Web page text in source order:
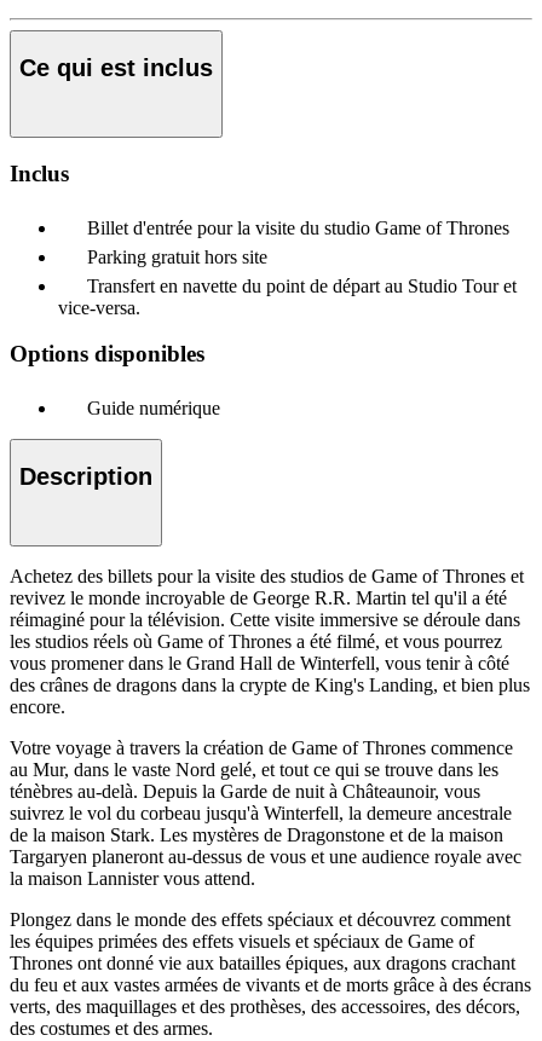
Ce qui est inclus
Inclus
Billet d'entrée pour la visite du studio Game of Thrones
Parking gratuit hors site
Transfert en navette du point de départ au Studio Tour et
vice-versa.
Options disponibles
Guide numérique
Description
Achetez des billets pour la visite des studios de Game of Thrones et
revivez le monde incroyable de George R.R. Martin tel qu'il a été
réimaginé pour la télévision. Cette visite immersive se déroule dans
les studios réels où Game of Thrones a été filmé, et vous pourrez
vous promener dans le Grand Hall de Winterfell, vous tenir à côté
des crânes de dragons dans la crypte de King's Landing, et bien plus
encore.
Votre voyage à travers la création de Game of Thrones commence
au Mur, dans le vaste Nord gelé, et tout ce qui se trouve dans les
ténèbres au-delà. Depuis la Garde de nuit à Châteaunoir, vous
suivrez le vol du corbeau jusqu'à Winterfell, la demeure ancestrale
de la maison Stark. Les mystères de Dragonstone et de la maison
Targaryen planeront au-dessus de vous et une audience royale avec
la maison Lannister vous attend.
Plongez dans le monde des effets spéciaux et découvrez comment
les équipes primées des effets visuels et spéciaux de Game of
Thrones ont donné vie aux batailles épiques, aux dragons crachant
du feu et aux vastes armées de vivants et de morts grâce à des écrans
verts, des maquillages et des prothèses, des accessoires, des décors,
des costumes et des armes.